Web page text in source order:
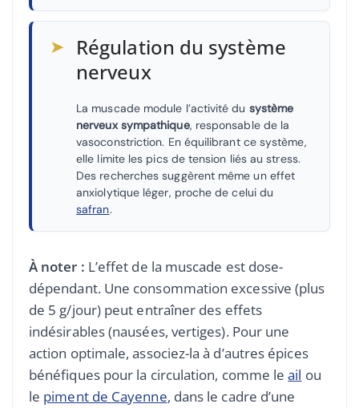
➤ Régulation du système
nerveux
La muscade module l’activité du système
nerveux sympathique, responsable de la
vasoconstriction. En équilibrant ce système,
elle limite les pics de tension liés au stress.
Des recherches suggèrent même un effet
anxiolytique léger, proche de celui du
safran.
À noter : L’effet de la muscade est dose-
dépendant. Une consommation excessive (plus
de 5 g/jour) peut entraîner des effets
indésirables (nausées, vertiges). Pour une
action optimale, associez-la à d’autres épices
bénéfiques pour la circulation, comme leail ou
le piment de Cayenne, dans le cadre d’une